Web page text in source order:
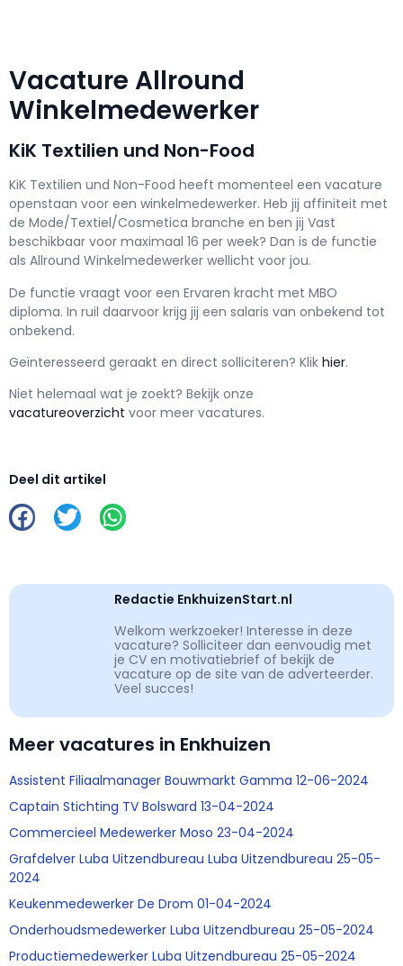
Vacature Allround
Winkelmedewerker
KiK Textilien und Non-Food
KiK Textilien und Non-Food heeft momenteel een vacature
openstaan voor een winkelmedewerker. Heb jij affiniteit met
de Mode/Textiel/Cosmetica branche en ben jij Vast
beschikbaar voor maximaal 16 per week? Dan is de functie
als Allround Winkelmedewerker wellicht voor jou.
De functie vraagt voor een Ervaren kracht met MBO
diploma. In ruil daarvoor krijg jij een salaris van onbekend tot
onbekend.
Geïnteresseerd geraakt en direct solliciteren? Klik hier.
Niet helemaal wat je zoekt? Bekijk onze
vacatureoverzicht voor meer vacatures.
Deel dit artikel
Redactie EnkhuizenStart.nl
Welkom werkzoeker! Interesse in deze
vacature? Solliciteer dan eenvoudig met
je CV en motivatiebrief of bekijk de
vacature op de site van de adverteerder.
Veel succes!
Meer vacatures in Enkhuizen
Assistent Filiaalmanager Bouwmarkt Gamma 12-06-2024
Captain Stichting TV Bolsward 13-04-2024
Commercieel Medewerker Moso 23-04-2024
Grafdelver Luba Uitzendbureau Luba Uitzendbureau 25-05-
2024
Keukenmedewerker De Drom 01-04-2024
Onderhoudsmedewerker Luba Uitzendbureau 25-05-2024
Productiemedewerker Luba Uitzendbureau 25-05-2024